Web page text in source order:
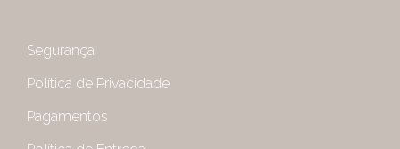
Segurança
Política de Privacidade
Pagamentos